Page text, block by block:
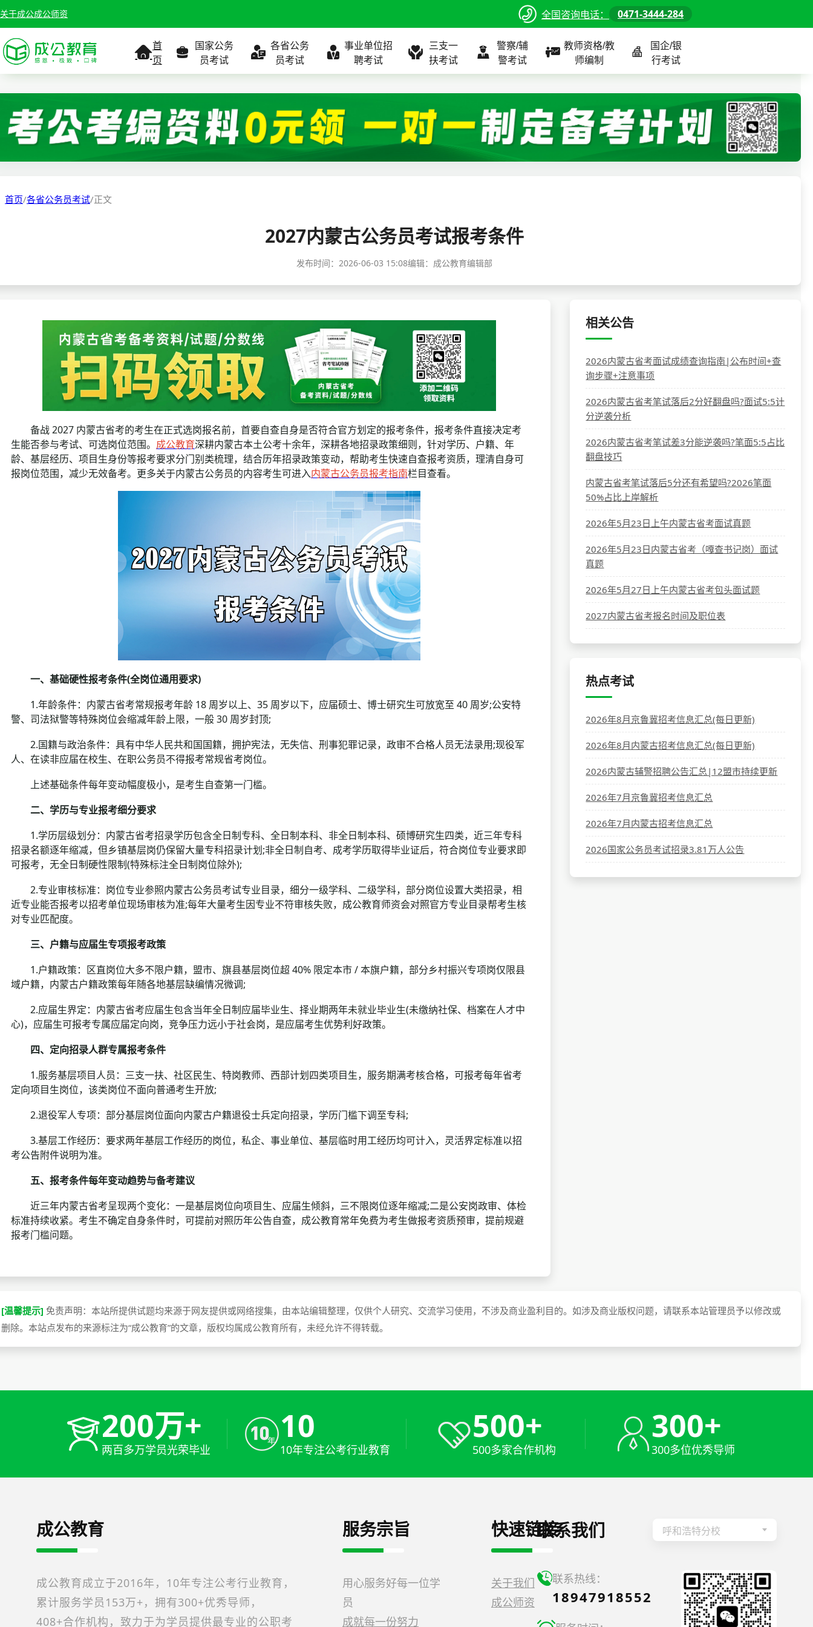
关于成公成公师资 全国咨询电话： 0471-3444-284
首
页
国家公务
员考试
考试公告
职位表
成绩查询
分数线
资格复审
面试补录
历年真题
公务员课程
各省公务
员考试
考试公告
职位表
分数线
历年真题
全国
北京
内蒙古
公务员课程
事业单位招
聘考试
考试公告
职位表
准考证打印
分数线
历年真题
全国
北京
内蒙古
事业单位课程
三支一
扶考试
考试公告
职位表
成绩查询
分数线
全国
北京
内蒙古
三支一扶课程
警察/辅
警考试
考试公告
职位表
面试补录
历年真题
全国
北京
内蒙古
警察/辅警课程
教师资格/教
师编制
考试公告
职位表
面试补录
历年真题
全国
北京
内蒙古
教师/资格课程
国企/银
行考试
考试公告
职位表
面试补录
历年真题
全国
北京
国企/银行课程
首页/各省公务员考试/正文
2027内蒙古公务员考试报考条件
发布时间： 2026-06-03 15:08编辑：成公教育编辑部
备战 2027 内蒙古省考的考生在正式选岗报名前，首要自查自身是否符合官方划定的报考条件，报考条件直接决定考
生能否参与考试、可选岗位范围。 成公教育深耕内蒙古本土公考十余年，深耕各地招录政策细则，针对学历、户籍、年
龄、基层经历、项目生身份等报考要求分门别类梳理，结合历年招录政策变动，帮助考生快速自查报考资质，理清自身可
报岗位范围，减少无效备考。更多关于内蒙古公务员的内容考生可进入内蒙古公务员报考指南栏目查看。
一、基础硬性报考条件(全岗位通用要求)
1.年龄条件：内蒙古省考常规报考年龄 18 周岁以上、35 周岁以下，应届硕士、博士研究生可放宽至 40 周岁;公安特
警、司法狱警等特殊岗位会缩减年龄上限，一般 30 周岁封顶;
2.国籍与政治条件：具有中华人民共和国国籍，拥护宪法，无失信、刑事犯罪记录，政审不合格人员无法录用;现役军
人、在读非应届在校生、在职公务员不得报考常规省考岗位。
上述基础条件每年变动幅度极小，是考生自查第一门槛。
二、学历与专业报考细分要求
1.学历层级划分：内蒙古省考招录学历包含全日制专科、全日制本科、非全日制本科、硕博研究生四类，近三年专科
招录名额逐年缩减，但乡镇基层岗仍保留大量专科招录计划;非全日制自考、成考学历取得毕业证后，符合岗位专业要求即
可报考，无全日制硬性限制(特殊标注全日制岗位除外);
2.专业审核标准：岗位专业参照内蒙古公务员考试专业目录，细分一级学科、二级学科，部分岗位设置大类招录，相
近专业能否报考以招考单位现场审核为准;每年大量考生因专业不符审核失败，成公教育师资会对照官方专业目录帮考生核
对专业匹配度。
三、户籍与应届生专项报考政策
1.户籍政策：区直岗位大多不限户籍，盟市、旗县基层岗位超 40% 限定本市 / 本旗户籍，部分乡村振兴专项岗仅限县
域户籍，内蒙古户籍政策每年随各地基层缺编情况微调;
2.应届生界定：内蒙古省考应届生包含当年全日制应届毕业生、择业期两年未就业毕业生(未缴纳社保、档案在人才中
心)，应届生可报考专属应届定向岗，竞争压力远小于社会岗，是应届考生优势利好政策。
四、定向招录人群专属报考条件
1.服务基层项目人员：三支一扶、社区民生、特岗教师、西部计划四类项目生，服务期满考核合格，可报考每年省考
定向项目生岗位，该类岗位不面向普通考生开放;
2.退役军人专项：部分基层岗位面向内蒙古户籍退役士兵定向招录，学历门槛下调至专科;
3.基层工作经历：要求两年基层工作经历的岗位，私企、事业单位、基层临时用工经历均可计入，灵活界定标准以招
考公告附件说明为准。
五、报考条件每年变动趋势与备考建议
近三年内蒙古省考呈现两个变化：一是基层岗位向项目生、应届生倾斜，三不限岗位逐年缩减;二是公安岗政审、体检
标准持续收紧。考生不确定自身条件时，可提前对照历年公告自查，成公教育常年免费为考生做报考资质预审，提前规避
报考门槛问题。
相关公告
2026内蒙古省考面试成绩查询指南|公布时间+查
询步骤+注意事项
2026内蒙古省考笔试落后2分好翻盘吗?面试5:5计
分逆袭分析
2026内蒙古省考笔试差3分能逆袭吗?笔面5:5占比
翻盘技巧
内蒙古省考笔试落后5分还有希望吗?2026笔面
50%占比上岸解析
2026年5月23日上午内蒙古省考面试真题
2026年5月23日内蒙古省考（嘎查书记岗）面试
真题
2026年5月27日上午内蒙古省考包头面试题
2027内蒙古省考报名时间及职位表
热点考试
2026年8月京鲁冀招考信息汇总(每日更新)
2026年8月内蒙古招考信息汇总(每日更新)
2026内蒙古辅警招聘公告汇总|12盟市持续更新
2026年7月京鲁冀招考信息汇总
2026年7月内蒙古招考信息汇总
2026国家公务员考试招录3.81万人公告
[温馨提示] 免责声明：本站所提供试题均来源于网友提供或网络搜集，由本站编辑整理，仅供个人研究、交流学习使用，不涉及商业盈利目的。如涉及商业版权问题，请联系本站管理员予以修改或
删除。本站点发布的来源标注为“成公教育”的文章，版权均属成公教育所有，未经允许不得转载。
200万+
两百多万学员光荣毕业
10
10年专注公考行业教育
500+
500多家合作机构
300+
300多位优秀导师
成公教育
成公教育成立于2016年，10年专注公考行业教育，
累计服务学员153万+，拥有300+优秀导师，
408+合作机构，致力于为学员提供最专业的公职考
服务宗旨
用心服务好每一位学
员
成就每一份努力
快速链接
关于我们
成公师资
联系我们 呼和浩特分校
联系热线：
18947918552